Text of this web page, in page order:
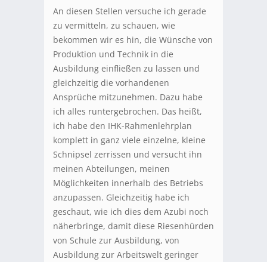
An diesen Stellen versuche ich gerade
zu vermitteln, zu schauen, wie
bekommen wir es hin, die Wünsche von
Produktion und Technik in die
Ausbildung einfließen zu lassen und
gleichzeitig die vorhandenen
Ansprüche mitzunehmen. Dazu habe
ich alles runtergebrochen. Das heißt,
ich habe den IHK-Rahmenlehrplan
komplett in ganz viele einzelne, kleine
Schnipsel zerrissen und versucht ihn
meinen Abteilungen, meinen
Möglichkeiten innerhalb des Betriebs
anzupassen. Gleichzeitig habe ich
geschaut, wie ich dies dem Azubi noch
näherbringe, damit diese Riesenhürden
von Schule zur Ausbildung, von
Ausbildung zur Arbeitswelt geringer